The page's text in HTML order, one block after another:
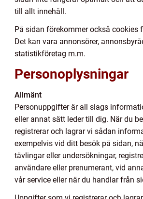
till allt innehåll.
På sidan förekommer också cookies
Det kan vara annonsörer,
statistikföretag m.m.
Personoplysningar
Allmänt
Personuppgifter är all slags
eller annat sätt leder till dig. När du
registrerar och lagrar vi sådan
exempelvis vid ditt besök på sidan,
tävlingar eller undersökningar,
användare eller prenumerant, vid
vår service eller när du handlar från